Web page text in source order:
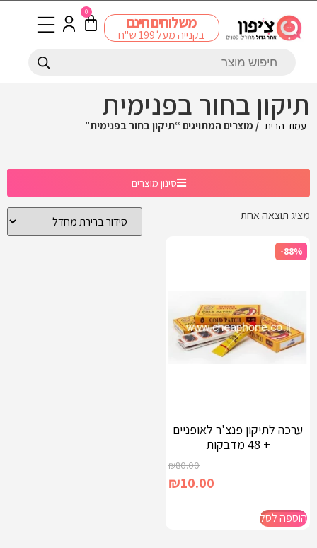
משלוחים חינם
בקנייה מעל 199 ש"ח
0
תיקון בחור בפנימית
עמוד הבית / מוצרים המתויגים “תיקון בחור בפנימית”
סינון מוצרים
מציג תוצאה אחת
-88%
ערכה לתיקון פנצ'ר לאופניים
+ 48 מדבקות
₪80.00
₪10.00
הוספה לסל